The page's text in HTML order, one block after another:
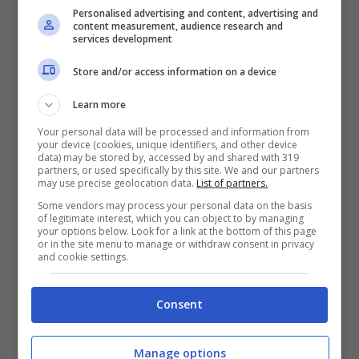
Frosinone / Provincia, Antonio
Pompeo sul Convegno Ance
4 Marzo 2016
Personalised advertising and content, advertising and
content measurement, audience research and
services development
Store and/or access information on a device
Learn more
Your personal data will be processed and information from
your device (cookies, unique identifiers, and other device
data) may be stored by, accessed by and shared with 319
partners, or used specifically by this site. We and our partners
may use precise geolocation data. List of partners.
Some vendors may process your personal data on the basis
of legitimate interest, which you can object to by managing
your options below. Look for a link at the bottom of this page
or in the site menu to manage or withdraw consent in privacy
and cookie settings.
Consent
Manage options